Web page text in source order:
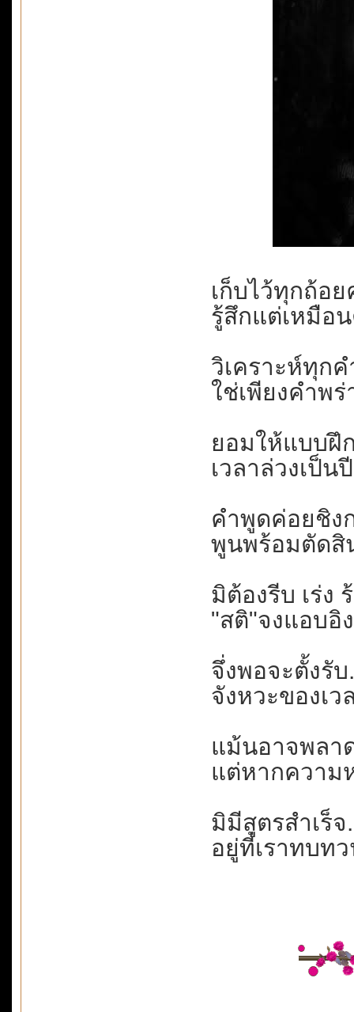
เก็บไว้ทุกถ้อ
รู้สึกแต่เหมือ
วิเคราะห์ทุก
ใช่เพียงคำพ
ยอมให้แบบฝึ
เวลาล่วงเป็น
คำพูดค่อยชิง
พูนพร้อมตัดสิ
มิต้องรีบ เร่ง
"สติ"จงแอบอิ
จึ่งพอจะตั้งรั
จังหวะของเว
แม้นอาจพลา
แต่หากความ
มิมีสูตรสำเร็จ
อยู่ที่เราทบท